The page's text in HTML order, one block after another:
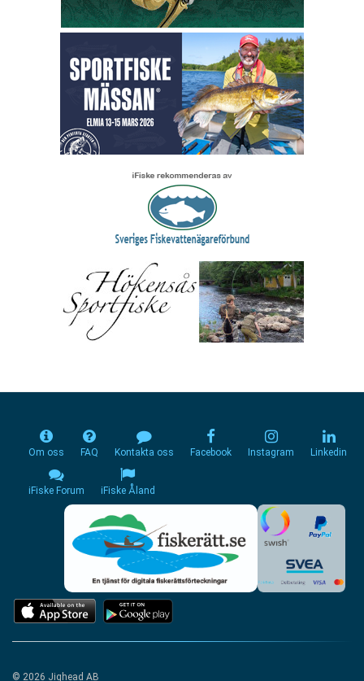
Om oss FAQ Kontakta oss Facebook Instagram Linkedin
iFiske Forum iFiske Åland
© 2026 Jighead AB